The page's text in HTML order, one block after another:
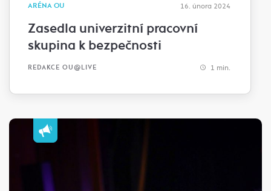
ARÉNA OU 16. února 2024
Zasedla univerzitní pracovní
skupina k bezpečnosti
REDAKCE OU@LIVE 1 min.